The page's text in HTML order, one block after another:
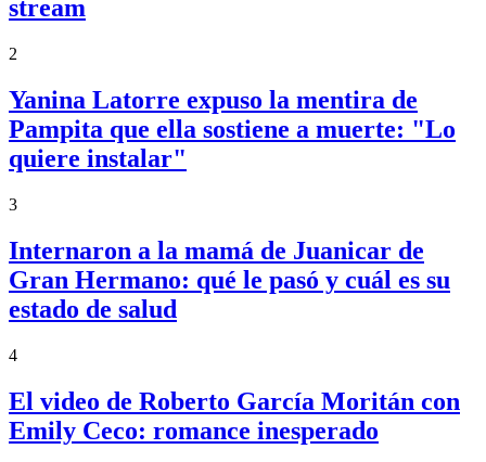
stream
2
Yanina Latorre expuso la mentira de
Pampita que ella sostiene a muerte: "Lo
quiere instalar"
3
Internaron a la mamá de Juanicar de
Gran Hermano: qué le pasó y cuál es su
estado de salud
4
El video de Roberto García Moritán con
Emily Ceco: romance inesperado